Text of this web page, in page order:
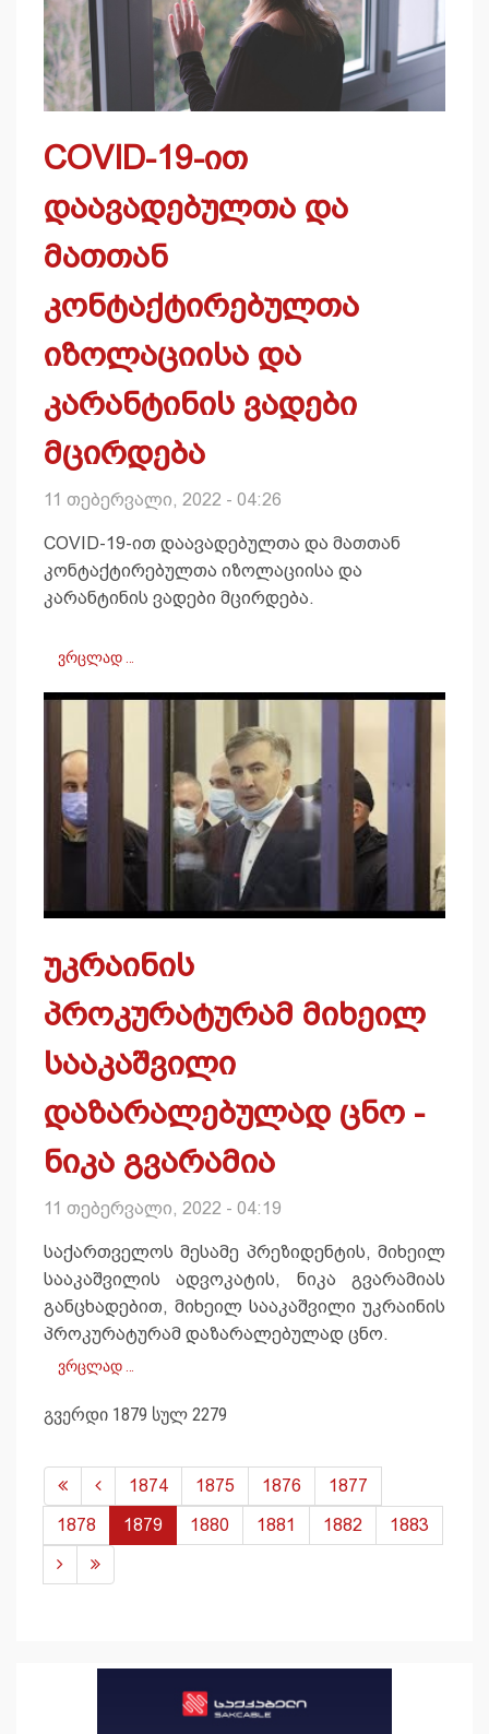
COVID-19-ით
დაავადებულთა და
მათთან
კონტაქტირებულთა
იზოლაციისა და
კარანტინის ვადები
მცირდება
11 თებერვალი, 2022 - 04:26
COVID-19-ით დაავადებულთა და მათთან
კონტაქტირებულთა იზოლაციისა და
კარანტინის ვადები მცირდება.
ვრცლად …
უკრაინის
პროკურატურამ მიხეილ
სააკაშვილი
დაზარალებულად ცნო -
ნიკა გვარამია
11 თებერვალი, 2022 - 04:19
საქართველოს მესამე პრეზიდენტის, მიხეილ
სააკაშვილის ადვოკატის, ნიკა გვარამიას
განცხადებით, მიხეილ სააკაშვილი უკრაინის
პროკურატურამ დაზარალებულად ცნო.
ვრცლად …
გვერდი 1879 სულ 2279
1874 1875 1876 1877
1878 1879 1880 1881 1882 1883